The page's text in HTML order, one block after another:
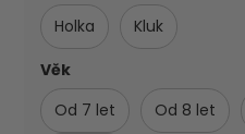
Holka
Kluk
Věk
Od 7 let
Od 8 let